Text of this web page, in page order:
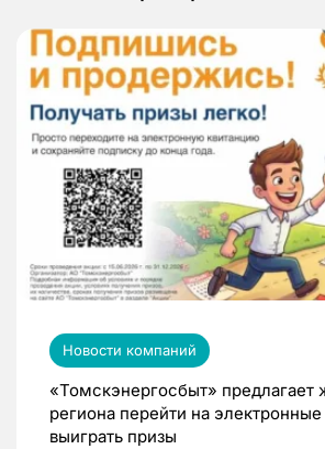
Новости компаний
«Томскэнергосбыт» предлагает
региона перейти на электронные
выиграть призы